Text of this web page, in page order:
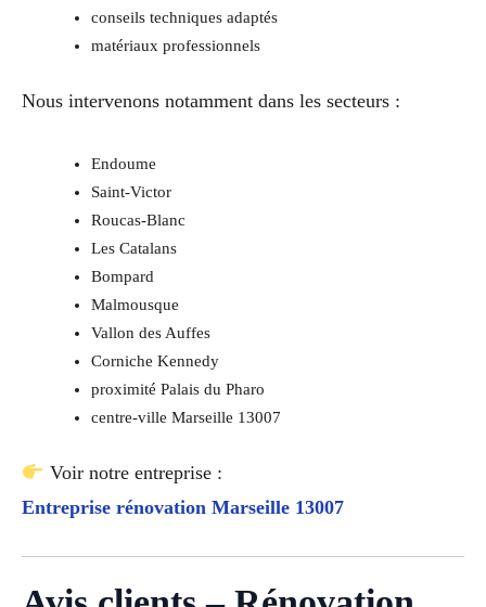
conseils techniques adaptés
matériaux professionnels
Nous intervenons notamment dans les secteurs :
Endoume
Saint-Victor
Roucas-Blanc
Les Catalans
Bompard
Malmousque
Vallon des Auffes
Corniche Kennedy
proximité Palais du Pharo
centre-ville Marseille 13007
Voir notre entreprise :
Entreprise rénovation Marseille 13007